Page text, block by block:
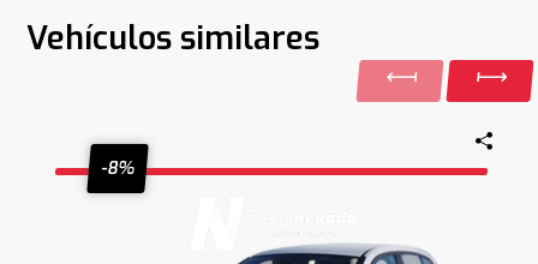
Vehículos similares
-8%